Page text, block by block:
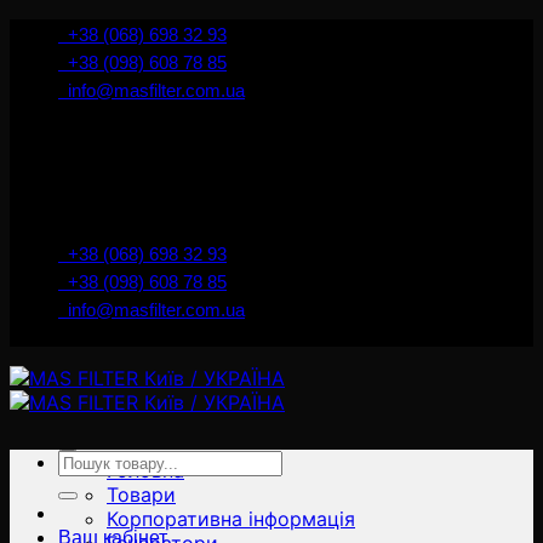
İçeriğe+38 (068) 698 32 93
+38 (098) 608 78 85
info@masfilter.com.ua
+38 (068) 698 32 93
+38 (098) 608 78 85
info@masfilter.com.ua
Головна
Товари
Корпоративна інформація
Ara:
Ваш кабінет